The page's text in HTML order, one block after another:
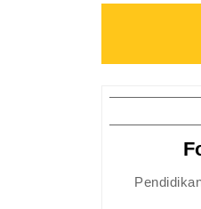
Pendidikan di Sekolah Menengah Atas (SMA) bukanlah sekadar jenjang formal, melainkan fondasi vital yang